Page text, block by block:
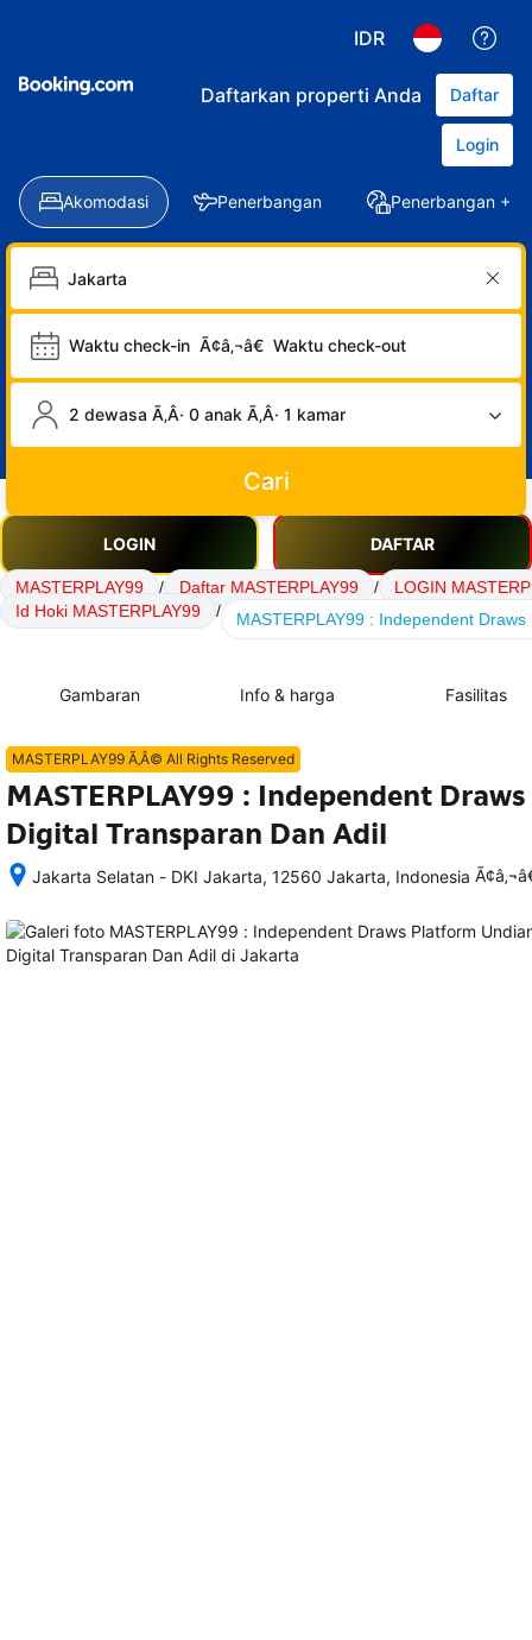
IDR
Daftarkan properti Anda Daftar
Login
Akomodasi Penerbangan Penerbangan +
Waktu check-in Ã¢â‚¬â€ Waktu check-out
2 dewasa Ã‚Â· 0 anak Ã‚Â· 1 kamar
Cari
LOGIN DAFTAR
MASTERPLAY99 / Daftar MASTERPLAY99 /
LOGIN
Id Hoki MASTERPLAY99
/ MASTERPLAY99 : Independent
Gambaran Info & harga Fasilitas
MASTERPLAY99 Ã‚Â© All Rights Reserved
MASTERPLAY99 : Independent
Digital Transparan Dan Adil
Jakarta Selatan - DKI Jakarta, 12560 Jakarta, Indonesia
memesan,
semua